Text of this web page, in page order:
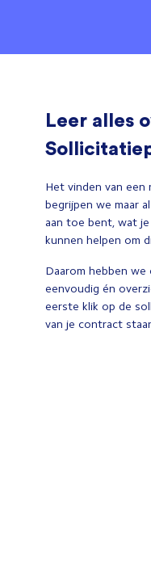
Leer alles
Het vinden van een
begrijpen we maar
aan toe bent, wat
kunnen helpen om
Daarom hebben
eenvoudig én
eerste klik op de
van je contract